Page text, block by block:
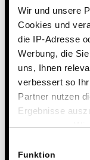
Wir und unsere
Cookies und
die IP-Adresse
Werbung, die
uns, Ihnen
verbessert so
Partner nutzen
Ergebnisse
anzupassen.
Technologien.
Funktion